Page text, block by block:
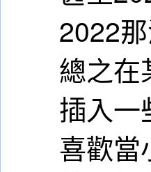
2022
總之在
插入一
喜歡當